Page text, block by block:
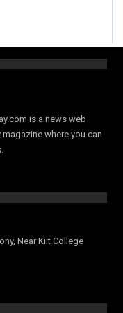
is a news web
where you can
Near Kiit College